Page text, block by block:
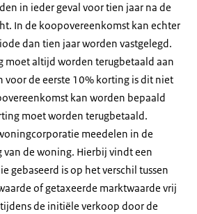
in ieder geval voor tien jaar na de
In de koopovereenkomst kan echter
dan tien jaar worden vastgelegd.
moet altijd worden terugbetaald aan
voor de eerste 10% korting is dit niet
kan worden bepaald
moet worden terugbetaald.
meedelen in de
de woning. Hierbij vindt een
gebaseerd is op het verschil tussen
of getaxeerde marktwaarde vrij
de initiële verkoop door de